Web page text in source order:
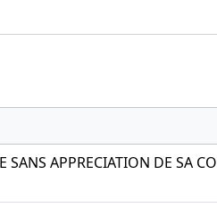
APPRECIATION DE SA